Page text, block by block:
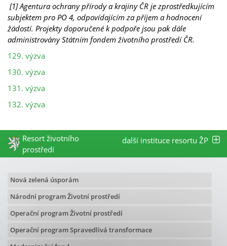
[1] Agentura ochrany přírody a krajiny ČR je zprostředkujícím
subjektem pro PO 4, odpovídajícím za příjem a hodnocení
žádostí. Projekty doporučené k podpoře jsou pak dále
administrovány Státním fondem životního prostředí ČR.
129. výzva
130. výzva
131. výzva
132. výzva
Resort životního
prostředí
další instituce resortu ŽP
Nová zelená úsporám
Národní program Životní prostředí
Operační program Životní prostředí
Operační program Spravedlivá transformace